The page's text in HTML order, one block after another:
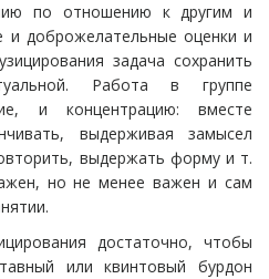
по отношению к другим и
и доброжелательные оценки и
задача сохранить
Работа в группе
и концентрацию: вместе
выдерживая замысел
выдержать форму и т.
но не менее важен и сам
достаточно, чтобы
или квинтовый бурдон